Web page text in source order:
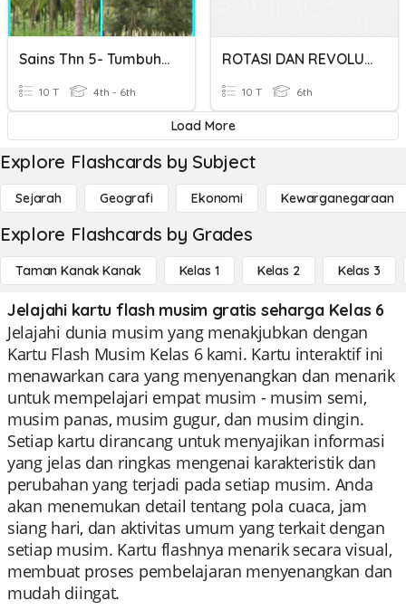
Sains Thn 5- Tumbuhan Menyesuaikan Diri Dgn Iklim Dan Musim
10 T 4th - 6th
ROTASI DAN REVOLUSI
10 T 6th
Load More
Explore Flashcards by Subject
Sejarah Geografi Ekonomi Kewarganegaraan
Explore Flashcards by Grades
Taman Kanak Kanak Kelas 1 Kelas 2 Kelas 3
Jelajahi kartu flash musim gratis seharga Kelas 6
Jelajahi dunia musim yang menakjubkan dengan
Kartu Flash Musim Kelas 6 kami. Kartu interaktif ini
menawarkan cara yang menyenangkan dan menarik
untuk mempelajari empat musim - musim semi,
musim panas, musim gugur, dan musim dingin.
Setiap kartu dirancang untuk menyajikan informasi
yang jelas dan ringkas mengenai karakteristik dan
perubahan yang terjadi pada setiap musim. Anda
akan menemukan detail tentang pola cuaca, jam
siang hari, dan aktivitas umum yang terkait dengan
setiap musim. Kartu flashnya menarik secara visual,
membuat proses pembelajaran menyenangkan dan
mudah diingat.